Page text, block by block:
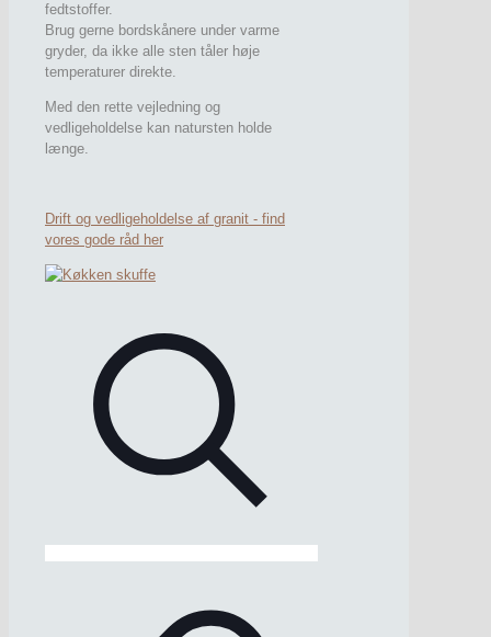
fedtstoffer.
Brug gerne bordskånere under varme
gryder, da ikke alle sten tåler høje
temperaturer direkte.
Med den rette vejledning og
vedligeholdelse kan natursten holde
længe.
Drift og vedligeholdelse af granit - find
vores gode råd her